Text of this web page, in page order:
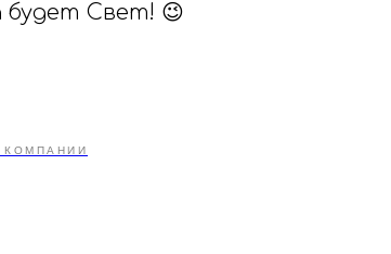
будет Свет! 😉
КОМПАНИИ